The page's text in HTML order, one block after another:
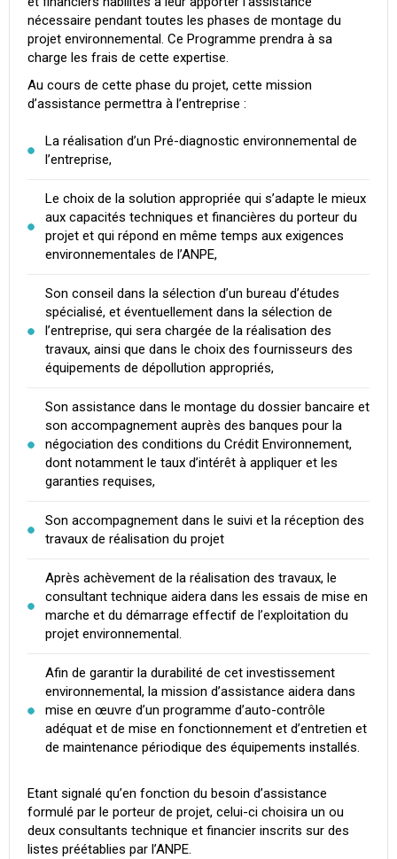
nécessaire pendant toutes les phases de montage du
projet environnemental. Ce Programme prendra à sa
charge les frais de cette expertise.
Au cours de cette phase du projet, cette mission
d’assistance permettra à l’entreprise :
La réalisation d’un Pré-diagnostic environnemental de
l’entreprise,
Le choix de la solution appropriée qui s’adapte le mieux
aux capacités techniques et financières du porteur du
projet et qui répond en même temps aux exigences
environnementales de l’ANPE,
Son conseil dans la sélection d’un bureau d’études
spécialisé, et éventuellement dans la sélection de
l’entreprise, qui sera chargée de la réalisation des
travaux, ainsi que dans le choix des fournisseurs des
équipements de dépollution appropriés,
Son assistance dans le montage du dossier bancaire et
son accompagnement auprès des banques pour la
négociation des conditions du Crédit Environnement,
dont notamment le taux d’intérêt à appliquer et les
garanties requises,
Son accompagnement dans le suivi et la réception des
travaux de réalisation du projet
Après achèvement de la réalisation des travaux, le
consultant technique aidera dans les essais de mise en
marche et du démarrage effectif de l’exploitation du
projet environnemental.
Afin de garantir la durabilité de cet investissement
environnemental, la mission d’assistance aidera dans
mise en œuvre d’un programme d’auto-contrôle
adéquat et de mise en fonctionnement et d’entretien et
de maintenance périodique des équipements installés.
Etant signalé qu’en fonction du besoin d’assistance
formulé par le porteur de projet, celui-ci choisira un ou
deux consultants technique et financier inscrits sur des
listes préétablies par l’ANPE.